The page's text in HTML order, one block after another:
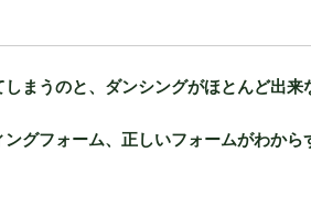
まうのと、ダンシングがほとんど出来
ングフォーム、正しいフォームがわか